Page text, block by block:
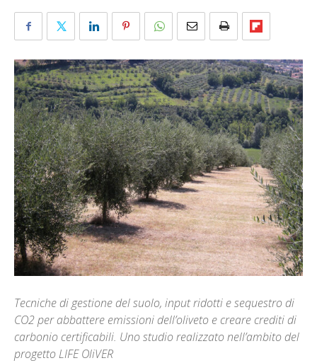
Tecniche di gestione del suolo, input ridotti e sequestro di
CO2 per abbattere emissioni dell’oliveto e creare crediti di
carbonio certificabili. Uno studio realizzato nell’ambito del
progetto LIFE OliVER